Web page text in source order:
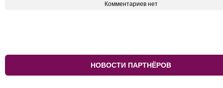
Комментариев нет
НОВОСТИ ПАРТНЁРОВ